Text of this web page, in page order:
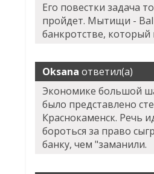
Его повестки задача
пройдет. Мытищи -
банкротстве, который
Oksana ответил(а)
Экономике большой
было представлено
Краснокаменск. Речь
бороться за право
банку, чем "заманили.